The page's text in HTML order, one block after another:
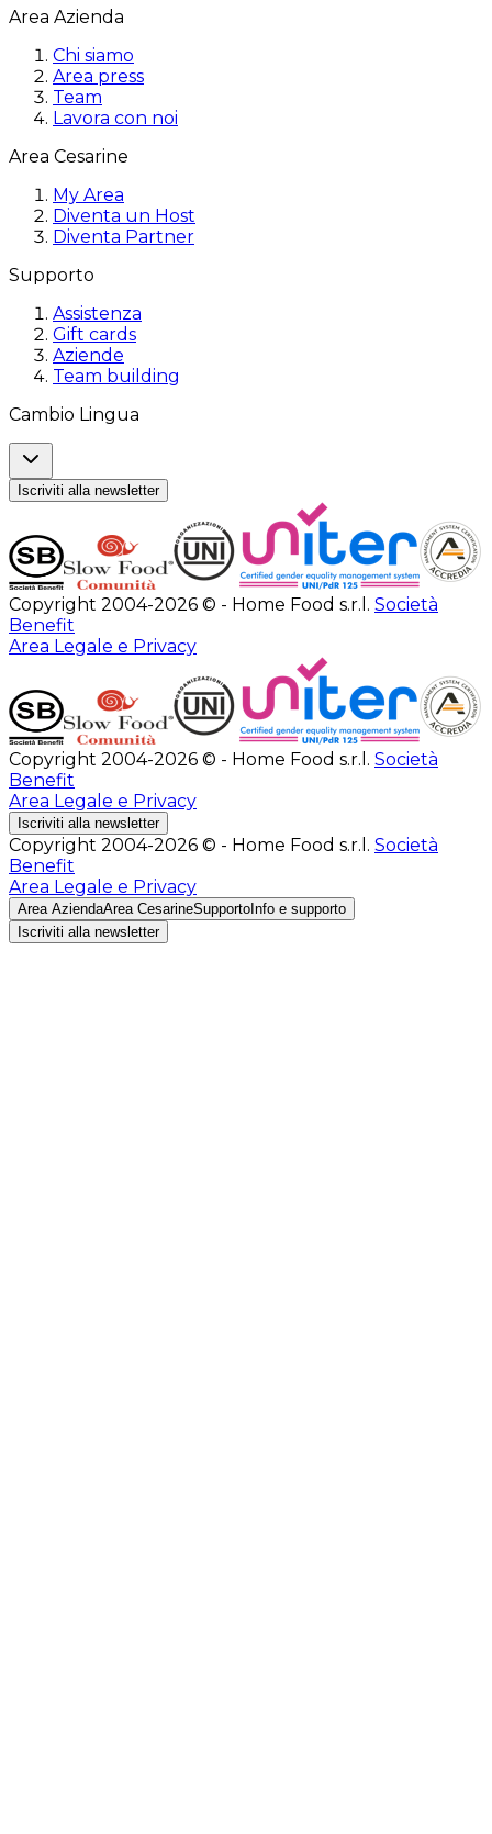
Area Azienda
Chi siamo
Area press
Team
Lavora con noi
Area Cesarine
My Area
Diventa un Host
Diventa Partner
Supporto
Assistenza
Gift cards
Aziende
Team building
Cambio Lingua
Iscriviti alla newsletter
Copyright 2004-2026 © - Home Food s.r.l. Società
Benefit
Area Legale e Privacy
Copyright 2004-2026 © - Home Food s.r.l. Società
Benefit
Area Legale e Privacy
Iscriviti alla newsletter
Copyright 2004-2026 © - Home Food s.r.l. Società
Benefit
Area Legale e Privacy
Area AziendaArea CesarineSupporto Info e supporto
Iscriviti alla newsletter